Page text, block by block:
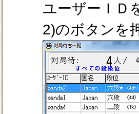
ユーザーＩＤ
2)のボタンを